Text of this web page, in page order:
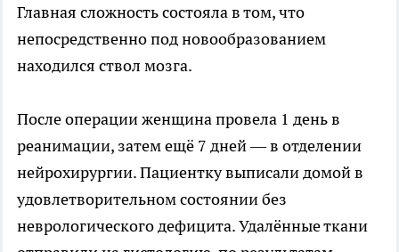
Главная сложность состояла в том, что
непосредственно под новообразованием
находился ствол мозга.
После операции женщина провела 1 день в
реанимации, затем ещё 7 дней — в отделении
нейрохирургии. Пациентку выписали домой в
удовлетворительном состоянии без
неврологического дефицита. Удалённые ткани